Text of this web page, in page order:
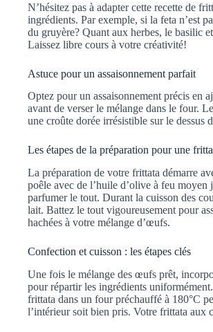
N’hésitez pas à adapter cette recette de
ingrédients. Par exemple, si la feta n’est
du gruyère? Quant aux herbes, le basilic
Laissez libre cours à votre créativité!
Astuce pour un assaisonnement parfait
Optez pour un assaisonnement précis en
avant de verser le mélange dans le four.
une croûte dorée irrésistible sur le dessus
Les étapes de la préparation pour une
La préparation de votre frittata démarre
poêle avec de l’huile d’olive à feu moyen
parfumer le tout. Durant la cuisson des
lait. Battez le tout vigoureusement pour
hachées à votre mélange d’œufs.
Confection et cuisson : les étapes clés
Une fois le mélange des œufs prêt,
pour répartir les ingrédients
frittata dans un four préchauffé à 180°C
l’intérieur soit bien pris. Votre frittata aux